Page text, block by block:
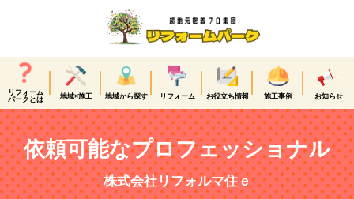
リフォーム
パークとは
地域×施工 地域から探す リフォーム お役立ち情報 施工事例 お知らせ
依頼可能なプロフェッショナル
株式会社リフォルマ住ｅ